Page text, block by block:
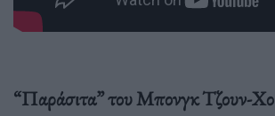
“Παράσιτα” του Μπονγκ Τζουν-Χο